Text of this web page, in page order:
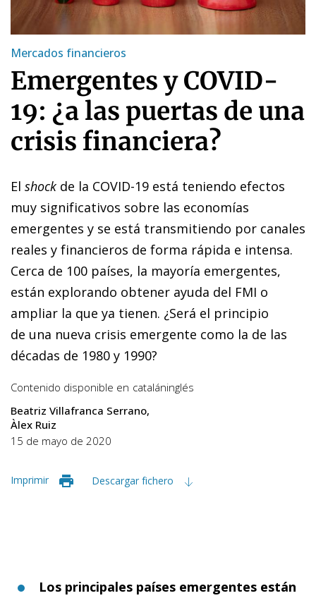
Mercados financieros
Emergentes y COVID-
19: ¿a las puertas de una
crisis financiera?
El shock de la COVID-19 está teniendo efectos
muy significativos sobre las economías
emergentes y se está transmitiendo por canales
reales y financieros de forma rápida e intensa.
Cerca de 100 países, la mayoría emergentes,
están explorando obtener ayuda del FMI o
ampliar la que ya tienen. ¿Será el principio
de una nueva crisis emergente como la de las
décadas de 1980 y 1990?
Contenido disponible en cataláninglés
Beatriz Villafranca Serrano
Àlex Ruiz
15 de mayo de 2020
Imprimir Descargar fichero
Los principales países emergentes están